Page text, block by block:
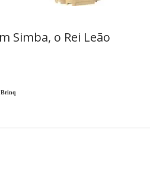
Simba, o Rei Leão